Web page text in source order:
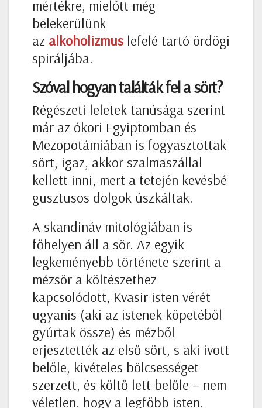
mértékre, mielőtt még
belekerülünk
az alkoholizmus lefelé tartó ördögi
spiráljába.
Szóval hogyan találták fel a sört?
Régészeti leletek tanúsága szerint
már az ókori Egyiptomban és
Mezopotámiában is fogyasztottak
sört, igaz, akkor szalmaszállal
kellett inni, mert a tetején kevésbé
gusztusos dolgok úszkáltak.
A skandináv mitológiában is
főhelyen áll a sör. Az egyik
legkeményebb története szerint a
mézsör a költészethez
kapcsolódott, Kvasir isten vérét
ugyanis (aki az istenek köpetéből
gyúrtak össze) és mézből
erjesztették az első sört, s aki ivott
belőle, kivételes bölcsességet
szerzett, és költő lett belőle – nem
véletlen, hogy a legfőbb isten,